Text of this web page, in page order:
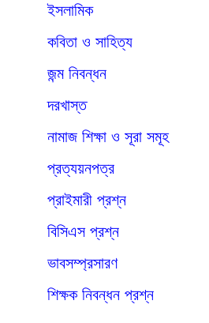
ইসলামিক
কবিতা ও সাহিত্য
জন্ম নিবন্ধন
দরখাস্ত
নামাজ শিক্ষা ও সূরা সমূহ
প্রত্যয়নপত্র
প্রাইমারী প্রশ্ন
বিসিএস প্রশ্ন
ভাবসম্প্রসারণ
শিক্ষক নিবন্ধন প্রশ্ন